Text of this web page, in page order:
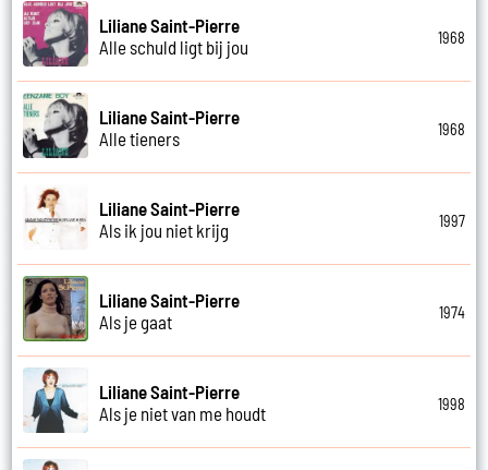
Liliane Saint-Pierre
Alle schuld ligt bij jou
1968
Liliane Saint-Pierre
Alle tieners
1968
Liliane Saint-Pierre
Als ik jou niet krijg
1997
Liliane Saint-Pierre
Als je gaat
1974
Liliane Saint-Pierre
Als je niet van me houdt
1998